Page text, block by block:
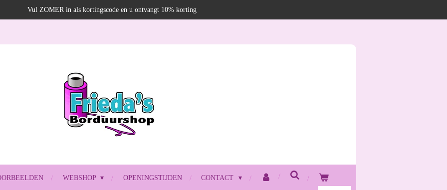
Vul ZOMER in als kortingscode en u ontvangt 10% korting
WEBSHOP OPENINGSTIJDEN CONTACT